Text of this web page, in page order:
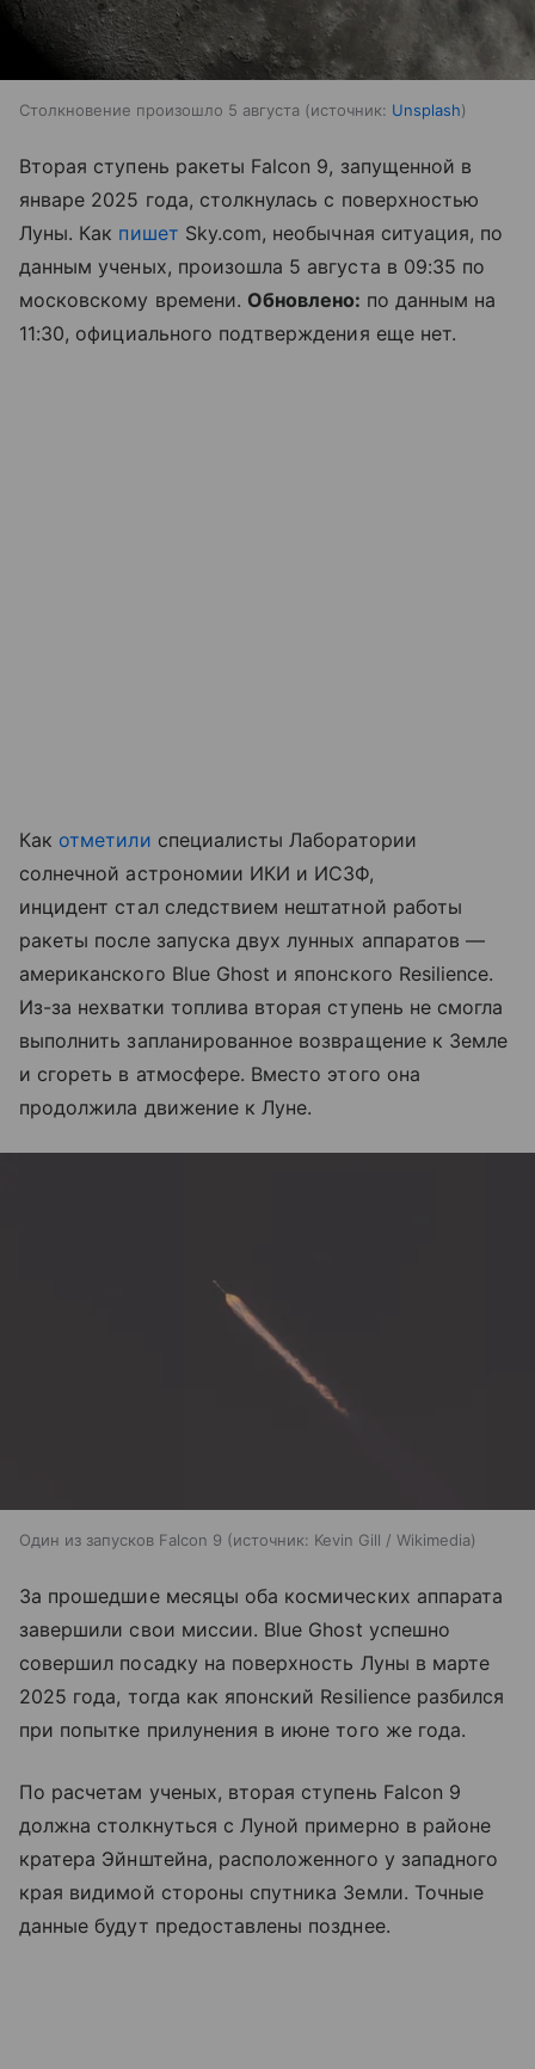
Столкновение произошло 5 августа источник: Unsplash
Вторая ступень ракеты Falcon 9, запущенной в
январе 2025 года, столкнулась с поверхностью
Луны. Как пишет Sky.com, необычная ситуация, по
данным ученых, произошла 5 августа в 09:35 по
московскому времени. Обновлено: по данным на
11:30, официального подтверждения еще нет.
Как отметили специалисты Лаборатории
солнечной астрономии ИКИ и ИСЗФ,
инцидент стал следствием нештатной работы
ракеты после запуска двух лунных аппаратов —
американского Blue Ghost и японского Resilience.
Из-за нехватки топлива вторая ступень не смогла
выполнить запланированное возвращение к Земле
и сгореть в атмосфере. Вместо этого она
продолжила движение к Луне.
Один из запусков Falcon 9 источник: Kevin Gill / Wikimedia
За прошедшие месяцы оба космических аппарата
завершили свои миссии. Blue Ghost успешно
совершил посадку на поверхность Луны в марте
2025 года, тогда как японский Resilience разбился
при попытке прилунения в июне того же года.
По расчетам ученых, вторая ступень Falcon 9
должна столкнуться с Луной примерно в районе
кратера Эйнштейна, расположенного у западного
края видимой стороны спутника Земли. Точные
данные будут предоставлены позднее.